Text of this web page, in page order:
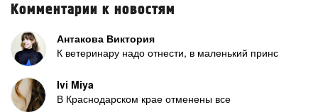
Комментарии к новостям
Антакова Виктория
К ветеринару надо отнести, в маленький принс
Ivi Miya
В Краснодарском крае отменены все